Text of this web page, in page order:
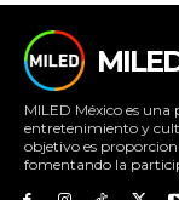
MILED México es
entretenimiento y
objetivo es
fomentando la